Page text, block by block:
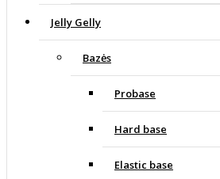
Jelly Gelly
Bazės
Probase
Hard base
Elastic base